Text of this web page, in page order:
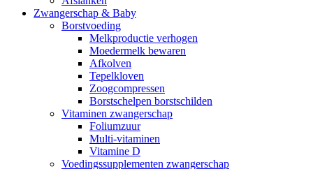
Zwangerschap & Baby
Borstvoeding
Melkproductie verhogen
Moedermelk bewaren
Afkolven
Tepelkloven
Zoogcompressen
Borstschelpen borstschilden
Vitaminen zwangerschap
Foliumzuur
Multi-vitaminen
Vitamine D
Voedingssupplementen zwangerschap